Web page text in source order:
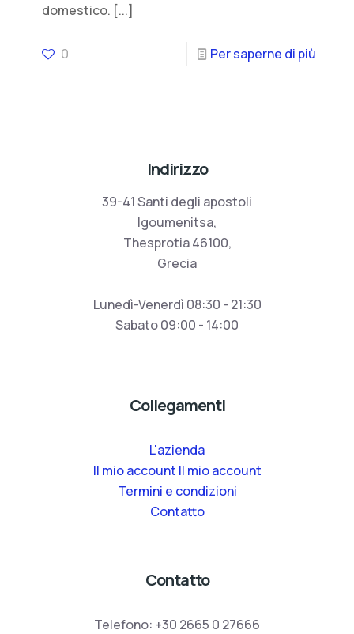
domestico. [...]
0 Per saperne di più
Indirizzo
39-41 Santi degli apostoli
Igoumenitsa,
Thesprotia 46100,
Grecia
Lunedì-Venerdì 08:30 - 21:30
Sabato 09:00 - 14:00
Collegamenti
L'azienda
Il mio account Il mio account
Termini e condizioni
Contatto
Contatto
Telefono: +30 2665 0 27666